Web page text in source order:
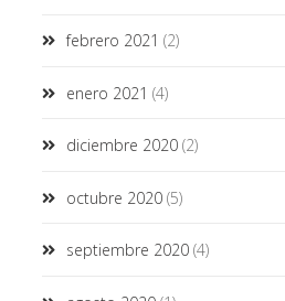
febrero 2021 (2)
enero 2021 (4)
diciembre 2020 (2)
octubre 2020 (5)
septiembre 2020 (4)